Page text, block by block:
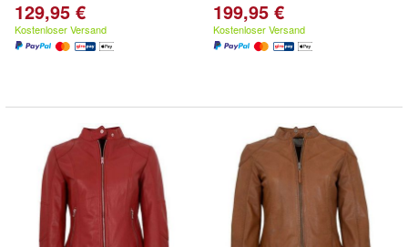
129,95 €
Kostenloser Versand
199,95 €
Kostenloser Versand